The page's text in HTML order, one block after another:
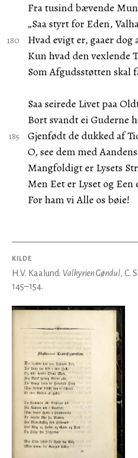
Fra tusind bævende
„Saa styrt for Eden,
Hvad evigt er, gaaer
Kun hvad den vexlende
Som Afgudsstøtten skal
Saa seirede Livet paa
Bort svandt ei Guderne
Gjenfødt de dukked af
O, see dem med
Mangfoldigt er Lysets
Men Eet er Lyset og Een
For ham vi Alle os bøie!
KILDE
H.V. Kaalund: Valkyrien Gøndul, C.
145–154.